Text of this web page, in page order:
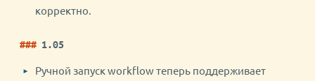
корректно.
1.05
Ручной запуск workflow теперь поддерживает